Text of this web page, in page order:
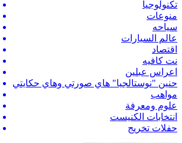
تكنولوجيا
منوعات
سياحه
عالم السيارات
اقتصاد
نت كافيه
اعراس عبلين
حنين "نوستالجيا" هاي صورتي وهاي حكايتي
مواهب
علوم ومعرفة
انتخابات الكنيست
حفلات تخريج